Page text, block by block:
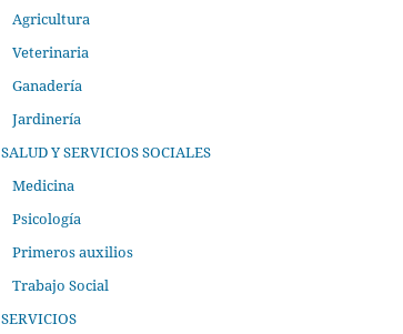
Agricultura
Veterinaria
Ganadería
Jardinería
SALUD Y SERVICIOS SOCIALES
Medicina
Psicología
Primeros auxilios
Trabajo Social
SERVICIOS